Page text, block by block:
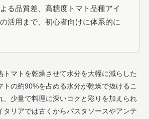
る品質差、高糖度トマト品種アイ
活用まで、初心者向けに体系的に
トマトを乾燥させて水分を大幅に減らした
トの約90%を占める水分が乾燥で抜けるこ
、少量で料理に深いコクと彩りを加えられ
タリアでは古くからパスタソースやアンテ